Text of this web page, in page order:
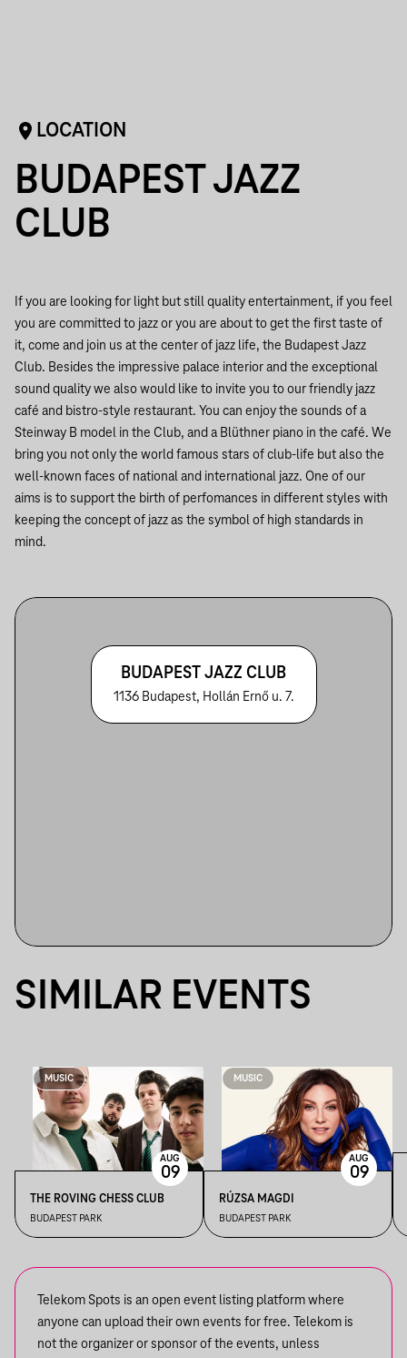
LOCATION
BUDAPEST JAZZ
CLUB
If you are looking for light but still quality entertainment, if you feel
you are committed to jazz or you are about to get the first taste of
it, come and join us at the center of jazz life, the Budapest Jazz
Club. Besides the impressive palace interior and the exceptional
sound quality we also would like to invite you to our friendly jazz
café and bistro-style restaurant. You can enjoy the sounds of a
Steinway B model in the Club, and a Blüthner piano in the café. We
bring you not only the world famous stars of club-life but also the
well-known faces of national and international jazz. One of our
aims is to support the birth of perfomances in different styles with
keeping the concept of jazz as the symbol of high standards in
mind.
BUDAPEST JAZZ CLUB
1136 Budapest, Hollán Ernő u. 7.
SIMILAR EVENTS
MUSIC
THE ROVING CHESS CLUB
BUDAPEST PARK
AUG
09
MUSIC
RÚZSA MAGDI
BUDAPEST PARK
AUG
09
Telekom Spots is an open event listing platform where
anyone can upload their own events for free. Telekom is
not the organizer or sponsor of the events, unless